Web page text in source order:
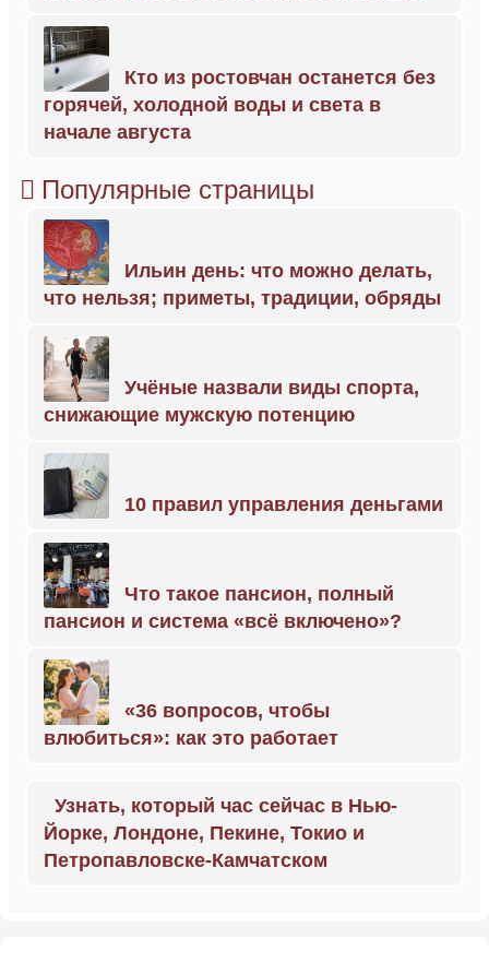
Кто из ростовчан останется без
горячей, холодной воды и света в
начале августа
Популярные страницы
Ильин день: что можно делать,
что нельзя; приметы, традиции, обряды
Учёные назвали виды спорта,
снижающие мужскую потенцию
10 правил управления деньгами
Что такое пансион, полный
пансион и система «всё включено»?
«36 вопросов, чтобы
влюбиться»: как это работает
Узнать, который час сейчас в Нью-
Йорке, Лондоне, Пекине, Токио и
Петропавловске-Камчатском